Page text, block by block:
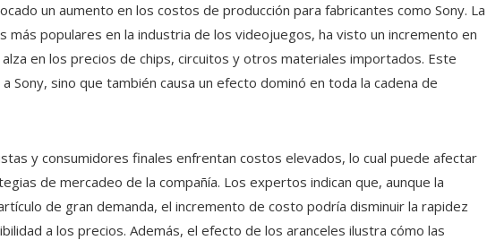
un aumento en los costos de producción para fabricantes como Sony. La
más populares en la industria de los videojuegos, ha visto un incremento en
en los precios de chips, circuitos y otros materiales importados. Este
Sony, sino que también causa un efecto dominó en toda la cadena de
y consumidores finales enfrentan costos elevados, lo cual puede afectar
de mercadeo de la compañía. Los expertos indican que, aunque la
de gran demanda, el incremento de costo podría disminuir la rapidez
a los precios. Además, el efecto de los aranceles ilustra cómo las